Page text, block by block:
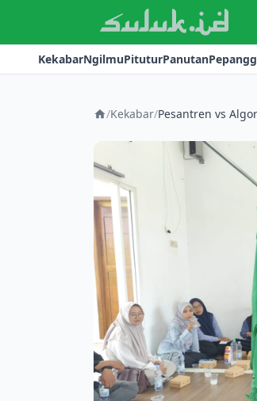
KekabarNgilmuPituturPanutan
/Kekabar/